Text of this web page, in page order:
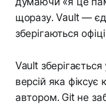
щоразу. Vault —
зберігаються
Vault
версій яка
автором. Git не